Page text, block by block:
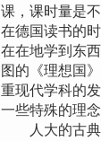
课，课时量是
在德国读书的
在在地学到东
图的《理想国
重现代学科的
一些特殊的理念
人大的古典